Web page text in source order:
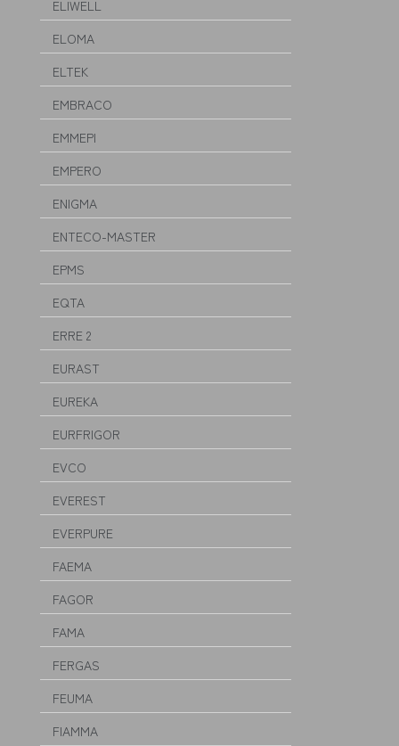
ELIWELL
ELOMA
ELTEK
EMBRACO
EMMEPI
EMPERO
ENIGMA
ENTECO-MASTER
EPMS
EQTA
ERRE 2
EURAST
EUREKA
EURFRIGOR
EVCO
EVEREST
EVERPURE
FAEMA
FAGOR
FAMA
FERGAS
FEUMA
FIAMMA